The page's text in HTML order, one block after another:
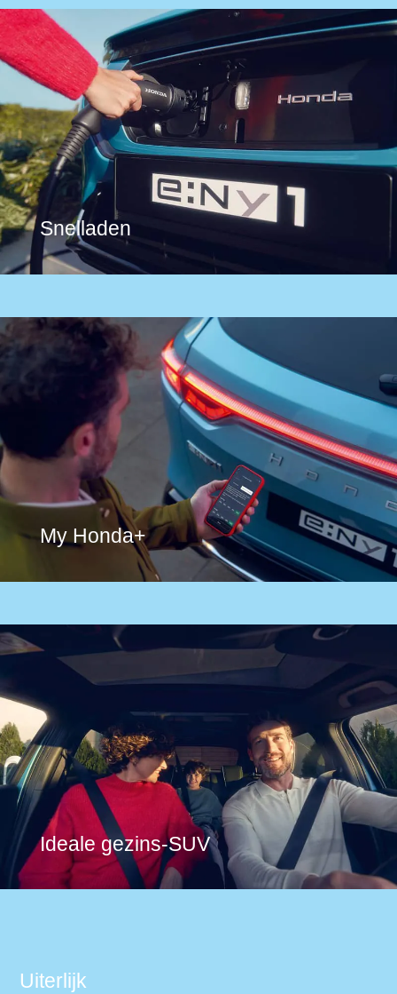
Snelladen
My Honda+
Ideale gezins-SUV
Uiterlijk